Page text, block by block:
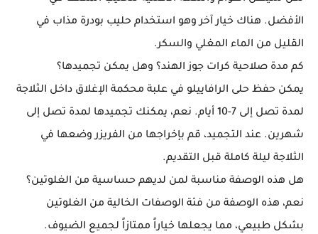
الأفضل. هناك خيار آخر وهو استخدام حليب بودرة مذاب في
القليل من الماء المغلي والسكر.
كم مدة صلاحية كرات جوز الهند؟ وهل يمكن تجميدها؟
يمكن حفظ حلى الرافاييلو في علبة محكمة الإغلاق داخل الثلاجة
لمدة تصل إلى 7-10 أيام. نعم، يمكنك تجميدها لمدة تصل إلى
شهرين. عند التجميد، قم بإخراجها من الفريزر وضعها في
الثلاجة ليلة كاملة قبل التقديم.
هل هذه الوصفة مناسبة لمن لديهم حساسية من الغلوتين؟
نعم، هذه الوصفة من فئة الوصفات الخالية من الغلوتين
بشكل طبيعي، مما يجعلها خياراً ممتازاً لجميع الضيوف.